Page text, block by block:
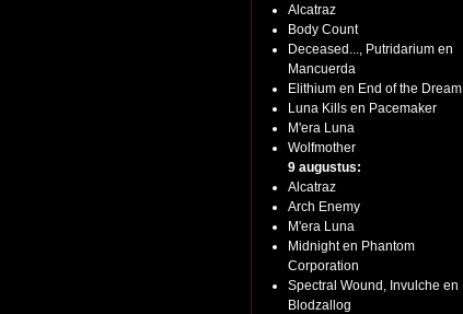
Alcatraz
Body Count
Deceased..., Putridarium en
Mancuerda
Elithium en End of the Dream
Luna Kills en Pacemaker
M'era Luna
Wolfmother
9 augustus:
Alcatraz
Arch Enemy
M'era Luna
Midnight en Phantom
Corporation
Spectral Wound, Invulche en
Blodzallog